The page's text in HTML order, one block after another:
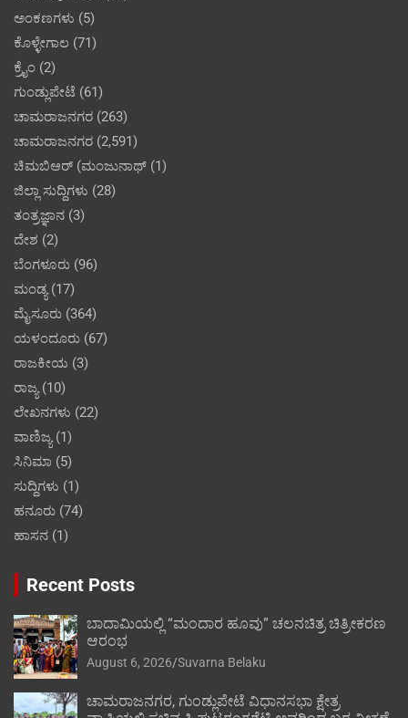
ಅಂಕಣಗಳು (5)
ಕೊಳ್ಳೇಗಾಲ (71)
ಕ್ರೈಂ (2)
ಗುಂಡ್ಲುಪೇಟೆ (61)
ಚಾಮರಾಜನಗರ (263)
ಚಾಮರಾಜನಗರ (2,591)
ಚಿಮಬಿಆರ್ (ಮಂಜುನಾಥ್ (1)
ಜಿಲ್ಲಾ ಸುದ್ದಿಗಳು (28)
ತಂತ್ರಜ್ಞಾನ (3)
ದೇಶ (2)
ಬೆಂಗಳೂರು (96)
ಮಂಡ್ಯ(17)
ಮೈಸೂರು (364)
ಯಳಂದೂರು (67)
ರಾಜಕೀಯ (3)
ರಾಜ್ಯ(10)
ಲೇಖನಗಳು (22)
ವಾಣಿಜ್ಯ(1)
ಸಿನಿಮಾ (5)
ಸುದ್ದಿಗಳು (1)
ಹನೂರು (74)
ಹಾಸನ (1)
Recent Posts
ಬಾದಾಮಿಯಲ್ಲಿ “ಮಂದಾರ ಹೂವು” ಚಲನಚಿತ್ರ ಚಿತ್ರೀಕರಣ
ಆರಂಭ
August 6, 2026 Suvarna Belaku
ಚಾಮರಾಜನಗರ, ಗುಂಡ್ಲುಪೇಟೆ ವಿಧಾನಸಭಾ ಕ್ಷೇತ್ರ